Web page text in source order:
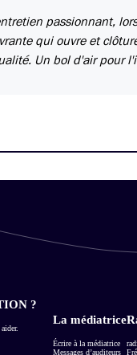
passionnant,
qui ouvre et
Un bol d'air pour
?
La médiatrice
Écrire à la médiatrice
Messages d’auditeurs